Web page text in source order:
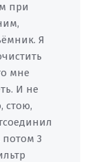
при
Я
мне
И не
стою,
3